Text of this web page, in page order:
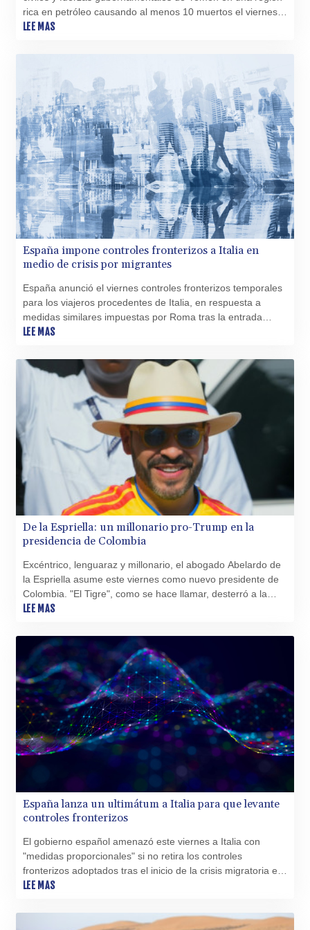
TZS
4293.946644
USD 1.156136
UYU 46.399423
UZS
13785.828699
VES 873.763846
VND
30295.956222
VUV 138.059733
WST 3.160483
XAF 655.948849
XAG 0.018188
XAU 0.000266
XCD 3.124515
XCG 2.077474
XDR 0.81579
XOF 655.948849
ZAR 18.667336
10406.612213
ZMW 21.75673
ZWL 372.275202
AED 4.245913
AED 4.245913
AFN 76.887634
ALL 93.218842
AMD
422.094755
AOA
1724.882567
AUD 1.638747
BAM 1.955776
BBD 2.321671
BDT 142.688227
BHD 0.434695
BIF 3451.157116
BMD 1.156136
BND 1.477082
BOB 13.69983
BRL 5.876989
BSD 1.152686
BTN 109.688637
BWP 15.558807
22660.258427
BZD 2.318271
CAD 1.61333
CHF 0.93588
rica en petróleo causando al menos 10 muertos el viernes,
según un ministro y una fuente militar.
LEE MAS
España impone controles fronterizos a Italia en
medio de crisis por migrantes
España anunció el viernes controles fronterizos temporales
para los viajeros procedentes de Italia, en respuesta a
medidas similares impuestas por Roma tras la entrada
masiva de migrantes a Ceuta a finales de julio.
LEE MAS
De la Espriella: un millonario pro-Trump en la
presidencia de Colombia
Excéntrico, lenguaraz y millonario, el abogado Abelardo de
la Espriella asume este viernes como nuevo presidente de
Colombia. "El Tigre", como se hace llamar, desterró a la
izquierda del poder con un discurso antisistema y la
LEE MAS
España lanza un ultimátum a Italia para que levante
controles fronterizos
El gobierno español amenazó este viernes a Italia con
"medidas proporcionales" si no retira los controles
fronterizos adoptados tras el inicio de la crisis migratoria en
Ceuta la semana pasada, un aviso ignorado por Roma.
LEE MAS